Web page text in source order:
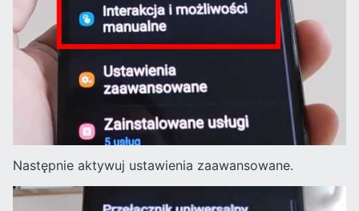
Następnie aktywuj ustawienia zaawansowane.